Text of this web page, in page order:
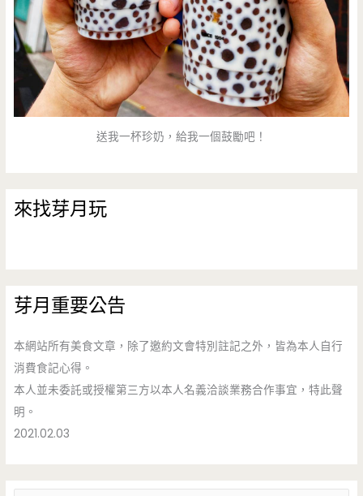
送我一杯珍奶，給我一個鼓勵吧！
來找芽月玩
芽月重要公告
本網站所有美食文章，除了邀約文會特別註記之外，皆為本人自行
消費食記心得。
本人並未委託或授權第三方以本人名義洽談業務合作事宜，特此聲
明。
2021.02.03